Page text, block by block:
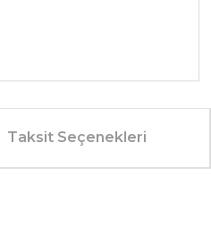
Taksit Seçenekleri